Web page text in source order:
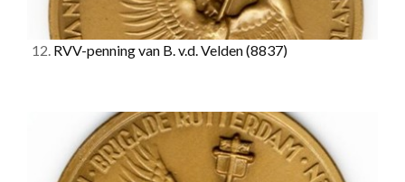
12. RVV-penning van B. v.d. Velden(8837)